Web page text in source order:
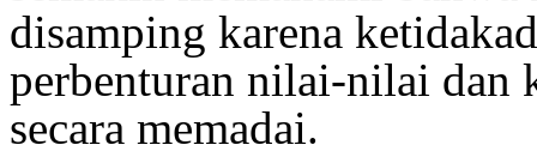
disamping karena
perbenturan nilai-nilai dan
secara memadai.